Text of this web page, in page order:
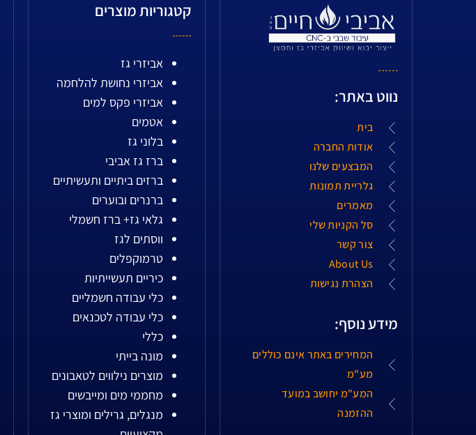
נווט באתר:
בית
אודות החברה
המבצעים שלנו
גלריית תמונות
מאמרים
סל הקניות שלי
צור קשר
About Us
הצהרת נגישות
מידע נוסף:
המחירים באתר אינם כוללים
מע"מ
המע"מ יחושב במועד
ההזמנה
קטגוריות מוצרים
אביזרי גז
אביזרי נחושת להלחמה
אביזרי פקס למים
אטמים
בלוני גז
ברז גז אביבי
ברזים ביתיים ותעשיתיים
ברנרים ובוערים
גלאי גז+ ברז חשמלי
ווסתים לגז
טרמוקפלים
כיריים תעשייתיות
כלי עבודה חשמליים
כלי עבודה לטכנאים
כללי
מונה בייתי
מוצרים נילווים לטאבונים
מחממי מים ומייבשים
מנגלים, גרילים ומוצרי גז